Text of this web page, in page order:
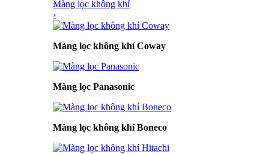
Màng lọc không khí
›
Màng lọc không khí Coway
Màng lọc Panasonic
Màng lọc không khí Boneco